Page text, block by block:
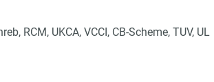
RCM, UKCA, VCCI, CB-Scheme, TUV, UL